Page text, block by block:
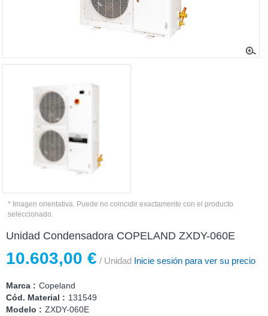
* Imagen orientativa. Puede no coincidir exactamente con el producto
seleccionado.
Unidad Condensadora COPELAND ZXDY-060E
10.603,00 € / Unidad Inicie sesión para ver su precio
Marca : Copeland
Cód. Material : 131549
Modelo : ZXDY-060E